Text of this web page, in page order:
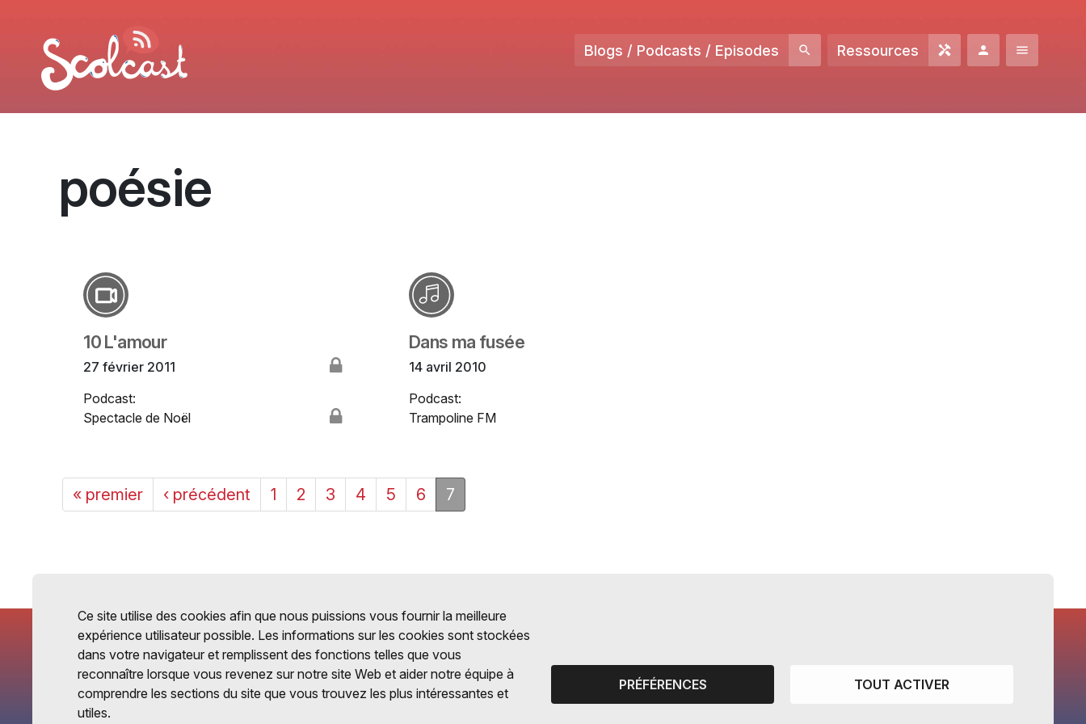
Blogs / Podcasts / Episodes Ressources
poésie
10 L'amour
27 février 2011
Podcast:
Spectacle de Noël
Dans ma fusée
14 avril 2010
Podcast:
Trampoline FM
« premier ‹ précédent 1 2 3 4 5 6 7
CANTONS PARTENAIRES
Ce site utilise des cookies afin que nous puissions vous fournir la meilleure
expérience utilisateur possible. Les informations sur les cookies sont stockées
dans votre navigateur et remplissent des fonctions telles que vous
reconnaître lorsque vous revenez sur notre site Web et aider notre équipe à
comprendre les sections du site que vous trouvez les plus intéressantes et
utiles.
PRÉFÉRENCES TOUT ACTIVER